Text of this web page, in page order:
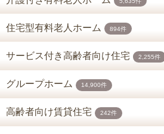
住宅型有料老人ホーム 894件
サービス付き高齢者向け住宅 2,255件
グループホーム 14,900件
高齢者向け賃貸住宅 242件